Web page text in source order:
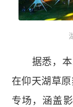
据悉，本
在仰天湖草
专场，涵盖